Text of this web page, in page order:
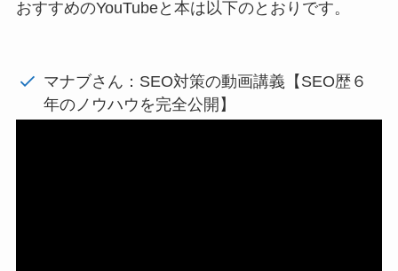
おすすめのYouTubeと本は以下のとおりです。
マナブさん：SEO対策の動画講義【SEO歴６
年のノウハウを完全公開】